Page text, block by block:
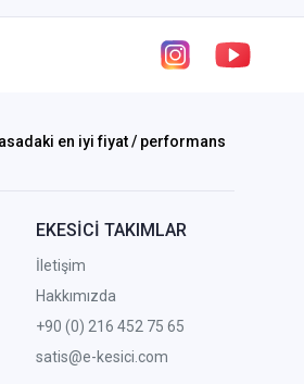
en iyi fiyat / performans
EKESİCİ TAKIMLAR
İletişim
Hakkımızda
+90 (0) 216 452 75 65
satis@e-kesici.com